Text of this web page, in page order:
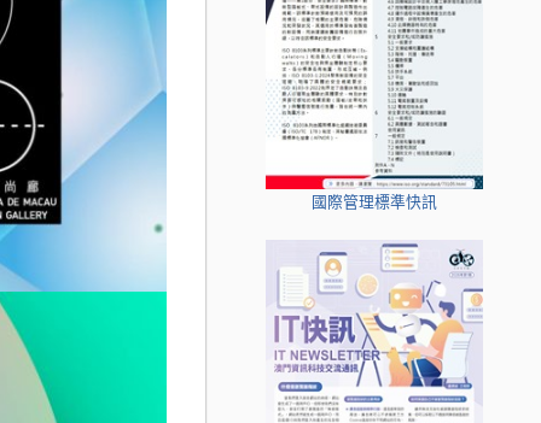
國際管理標準快訊